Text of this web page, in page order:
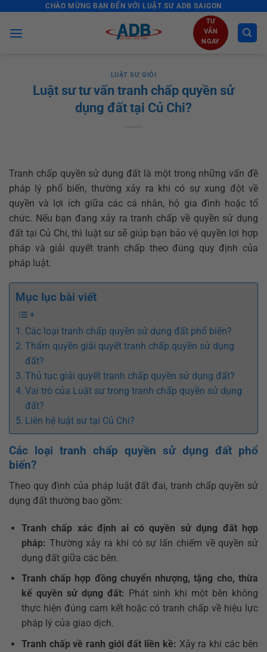
content
CHÀO MỪNG BẠN ĐẾN VỚI LUẬT SƯ ADB SAIGON
TƯ
VẤN
NGAY
LUẬT SƯ GIỎI
Luật sư tư vấn tranh chấp quyền sử
dụng đất tại Củ Chi?
Tranh chấp quyền sử dụng đất là một trong những vấn đề
pháp lý phổ biến, thường xảy ra khi có sự xung đột về
quyền và lợi ích giữa các cá nhân, hộ gia đình hoặc tổ
chức. Nếu bạn đang xảy ra tranh chấp về quyền sử dụng
đất tại Củ Chi, thì luật sư sẽ giúp bạn bảo vệ quyền lợi hợp
pháp và giải quyết tranh chấp theo đúng quy định của
pháp luật.
Mục lục bài viết
Các loại tranh chấp quyền sử dụng đất phổ biến?
Thẩm quyền giải quyết tranh chấp quyền sử dụng
đất?
Thủ tục giải quyết tranh chấp quyền sử dụng đất?
Vai trò của Luật sư trong tranh chấp quyền sử dụng
đất?
Liên hệ luật sư tại Củ Chi?
Các loại tranh chấp quyền sử dụng đất phổ
biến?
Theo quy định của pháp luật đất đai, tranh chấp quyền sử
dụng đất thường bao gồm:
Tranh chấp xác định ai có quyền sử dụng đất hợp
pháp: Thường xảy ra khi có sự lấn chiếm về quyền sử
dụng đất giữa các bên.
Tranh chấp hợp đồng chuyển nhượng, tặng cho, thừa
kế quyền sử dụng đất: Phát sinh khi một bên không
thực hiện đúng cam kết hoặc có tranh chấp về hiệu lực
pháp lý của giao dịch.
Tranh chấp về ranh giới đất liền kề: Xảy ra khi các bên